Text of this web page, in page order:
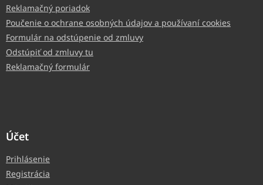
Reklamačný poriadok
Poučenie o ochrane osobných údajov a používaní cookies
Formulár na odstúpenie od zmluvy
Odstúpiť od zmluvy tu
Reklamačný formulár
Účet
Prihlásenie
Registrácia